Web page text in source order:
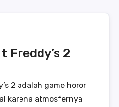
Freddy’s 2
2 adalah game horor
karena atmosfernya